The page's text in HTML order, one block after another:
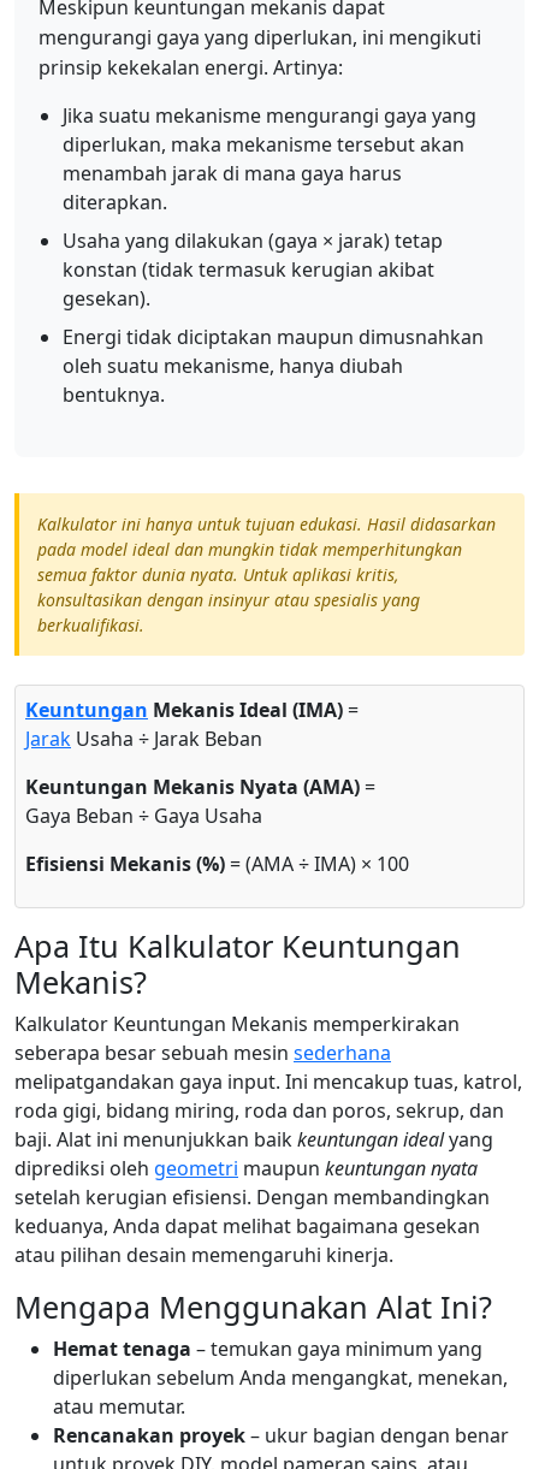
Meskipun keuntungan mekanis dapat
mengurangi gaya yang diperlukan, ini mengikuti
prinsip kekekalan energi. Artinya:
Jika suatu mekanisme mengurangi gaya yang
diperlukan, maka mekanisme tersebut akan
menambah jarak di mana gaya harus
diterapkan.
Usaha yang dilakukan (gaya × jarak) tetap
konstan (tidak termasuk kerugian akibat
gesekan).
Energi tidak diciptakan maupun dimusnahkan
oleh suatu mekanisme, hanya diubah
bentuknya.
Kalkulator ini hanya untuk tujuan edukasi. Hasil didasarkan
pada model ideal dan mungkin tidak memperhitungkan
semua faktor dunia nyata. Untuk aplikasi kritis,
konsultasikan dengan insinyur atau spesialis yang
berkualifikasi.
Keuntungan Mekanis Ideal (IMA)=
Jarak Usaha ÷ Jarak Beban
Keuntungan Mekanis Nyata (AMA)=
Gaya Beban ÷ Gaya Usaha
Efisiensi Mekanis (%)= (AMA ÷ IMA) × 100
Apa Itu Kalkulator Keuntungan
Mekanis?
Kalkulator Keuntungan Mekanis memperkirakan
seberapa besar sebuah mesin sederhana
melipatgandakan gaya input. Ini mencakup tuas, katrol,
roda gigi, bidang miring, roda dan poros, sekrup, dan
baji. Alat ini menunjukkan baikkeuntungan idealyang
diprediksi oleh geometri maupun keuntungan nyata
setelah kerugian efisiensi. Dengan membandingkan
keduanya, Anda dapat melihat bagaimana gesekan
atau pilihan desain memengaruhi kinerja.
Mengapa Menggunakan Alat Ini?
Hemat tenaga – temukan gaya minimum yang
diperlukan sebelum Anda mengangkat, menekan,
atau memutar.
Rencanakan proyek– ukur bagian dengan benar